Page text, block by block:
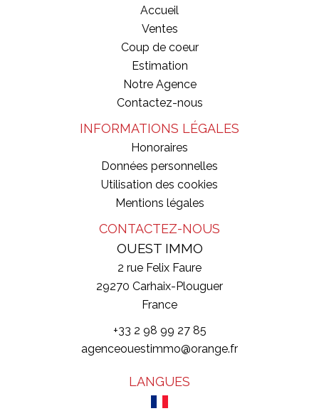
Accueil
Ventes
Coup de coeur
Estimation
Notre Agence
Contactez-nous
INFORMATIONS LÉGALES
Honoraires
Données personnelles
Utilisation des cookies
Mentions légales
CONTACTEZ-NOUS
OUEST IMMO
2 rue Felix Faure
29270 Carhaix-Plouguer
France
+33 2 98 99 27 85
agenceouestimmo@orange.fr
LANGUES